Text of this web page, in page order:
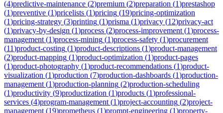
(4)predictive-maintenance (2)premium (2)preparation (1)prestashop
(1)preventive (1)pricelists (1)pricing (19)pricing-optimization
(1)pricing-strategy (3)printing (1)prisma (1)privacy (12)privacy-act
(1)privacy-by-design (1)process (2)process-improvement (1)process-
management (1)process-mining (1)process-safety (1)procurement
(11)product-costing (1)product-descriptions (1)product-management
(2)product-mapping (1)product-optimization (1)product-pages
(1)product-photography (1)product-recommendations (1)product-
visualization (1)production (7)production-dashboards (1)production-
management (1)production-planning (2)production-scheduling
(1)productivity (9)productization (1)products (1)professional-
services (4)program-management (1)project-accounting (2)project-
management (19)prometheus (1)prompt-engineering (1)property-